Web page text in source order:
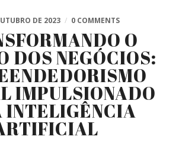
DE 2023 / 0 COMMENTS
O
DOS NEGÓCIOS:
IMPULSIONADO
INTELIGÊNCIA